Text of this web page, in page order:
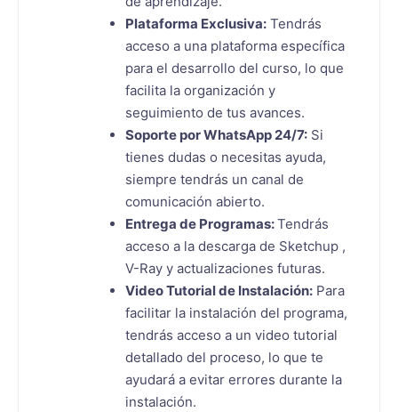
Plataforma Exclusiva: Tendrás
acceso a una plataforma específica
para el desarrollo del curso, lo que
facilita la organización y
seguimiento de tus avances.
Soporte por WhatsApp 24/7: Si
tienes dudas o necesitas ayuda,
siempre tendrás un canal de
comunicación abierto.
Entrega de Programas:Tendrás
acceso a la descarga de Sketchup ,
V-Ray y actualizaciones futuras.
Video Tutorial de Instalación: Para
facilitar la instalación del programa,
tendrás acceso a un video tutorial
detallado del proceso, lo que te
ayudará a evitar errores durante la
instalación.